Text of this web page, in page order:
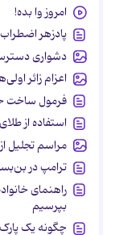
امروز وا بده!
پادزهر اضطراب
دشواری
اعزام زائر
فرمول ساخت
استفاده از
مراسم تجلیل
ترامپ در
راهنمای
بپرسیم
چگونه یک